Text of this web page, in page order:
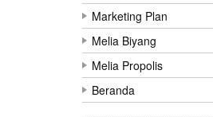
Marketing Plan
Melia Biyang
Melia Propolis
Beranda